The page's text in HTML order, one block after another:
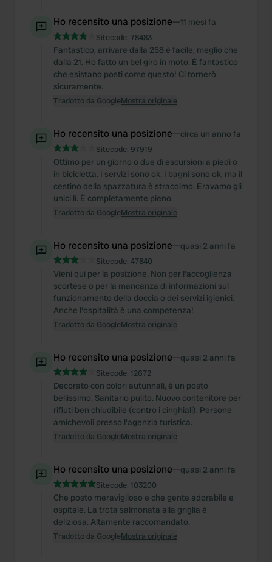
Ho recensito una posizione—11 mesi fa
Sitecode: 78483
Fantastico, arrivare dalla 258 è facile, meglio che
dalla 21. Ho fatto un bel giro in moto. È fantastico
che esistano posti come questo! Ci tornerò
sicuramente.
Tradotto da GoogleMostra originale
Ho recensito una posizione—circa un anno fa
Sitecode: 97919
Ottimo per un giorno o due di escursioni a piedi o
in bicicletta. I servizi sono ok. I bagni sono ok, ma il
cestino della spazzatura è stracolmo. Eravamo gli
unici lì. È completamente pieno.
Tradotto da GoogleMostra originale
Ho recensito una posizione—quasi 2 anni fa
Sitecode: 47840
Vieni qui per la posizione. Non per l'accoglienza
scortese o per la mancanza di informazioni sul
funzionamento della doccia o dei servizi igienici.
Anche l'ospitalità è una competenza!
Tradotto da GoogleMostra originale
Ho recensito una posizione—quasi 2 anni fa
Sitecode: 12672
Decorato con colori autunnali, è un posto
bellissimo. Sanitario pulito. Nuovo contenitore per
rifiuti ben chiudibile (contro i cinghiali). Persone
amichevoli presso l'agenzia turistica.
Tradotto da GoogleMostra originale
Ho recensito una posizione—quasi 2 anni fa
Sitecode: 103200
Che posto meraviglioso e che gente adorabile e
ospitale. La trota salmonata alla griglia è
deliziosa. Altamente raccomandato.
Tradotto da GoogleMostra originale